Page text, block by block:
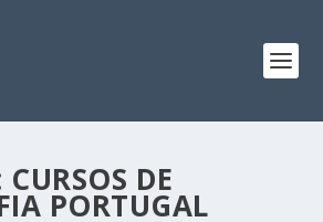
CURSOS DE
PORTUGAL